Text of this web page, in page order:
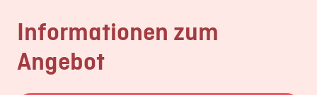
Informationen zum
Angebot